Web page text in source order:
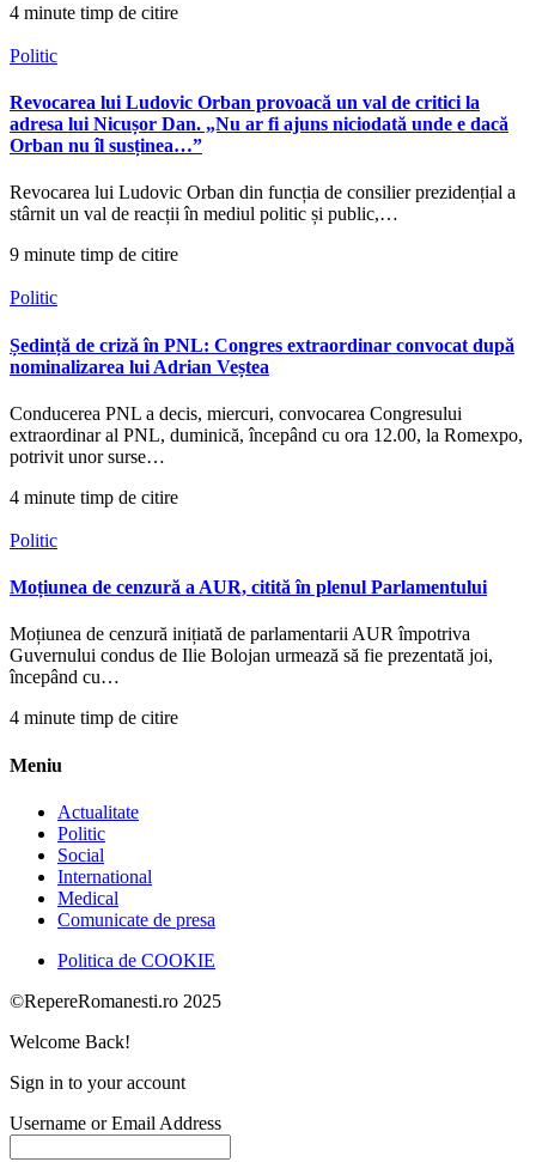
4 minute timp de citire
Politic
Revocarea lui Ludovic Orban provoacă un val de critici la
adresa lui Nicușor Dan. „Nu ar fi ajuns niciodată unde e dacă
Orban nu îl susținea…”
Revocarea lui Ludovic Orban din funcția de consilier prezidențial a
stârnit un val de reacții în mediul politic și public,…
9 minute timp de citire
Politic
Ședință de criză în PNL: Congres extraordinar convocat după
nominalizarea lui Adrian Veștea
Conducerea PNL a decis, miercuri, convocarea Congresului
extraordinar al PNL, duminică, începând cu ora 12.00, la Romexpo,
potrivit unor surse…
4 minute timp de citire
Politic
Moțiunea de cenzură a AUR, citită în plenul Parlamentului
Moțiunea de cenzură inițiată de parlamentarii AUR împotriva
Guvernului condus de Ilie Bolojan urmează să fie prezentată joi,
începând cu…
4 minute timp de citire
Meniu
Actualitate
Politic
Social
International
Medical
Comunicate de presa
Politica de COOKIE
©RepereRomanesti.ro 2025
Welcome Back!
Sign in to your account
Username or Email Address